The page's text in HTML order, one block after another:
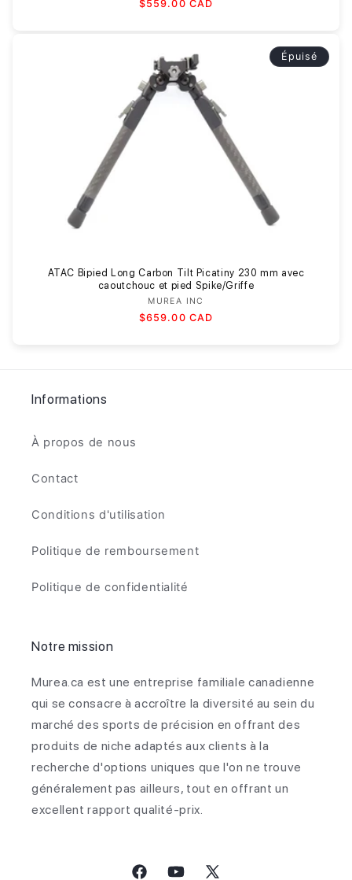
Prix
$559.00 CAD
Épuisé
ATAC Bipied Long Carbon Tilt Picatiny 230 mm avec
caoutchouc et pied Spike/Griffe
Fournisseur :
MUREA INC
Prix
$659.00 CAD
Informations
À propos de nous
Contact
Conditions d'utilisation
Politique de remboursement
Politique de confidentialité
Notre mission
Murea.ca est une entreprise familiale canadienne
qui se consacre à accroître la diversité au sein du
marché des sports de précision en offrant des
produits de niche adaptés aux clients à la
recherche d'options uniques que l'on ne trouve
généralement pas ailleurs, tout en offrant un
excellent rapport qualité-prix.